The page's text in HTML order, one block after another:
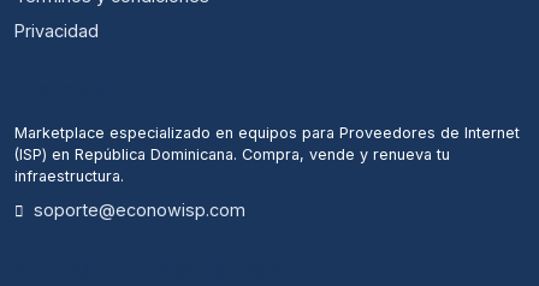
Privacidad
Marketplace especializado en equipos para Proveedores de Internet
(ISP) en República Dominicana. Compra, vende y renueva tu
infraestructura.
soporte@econowisp.com